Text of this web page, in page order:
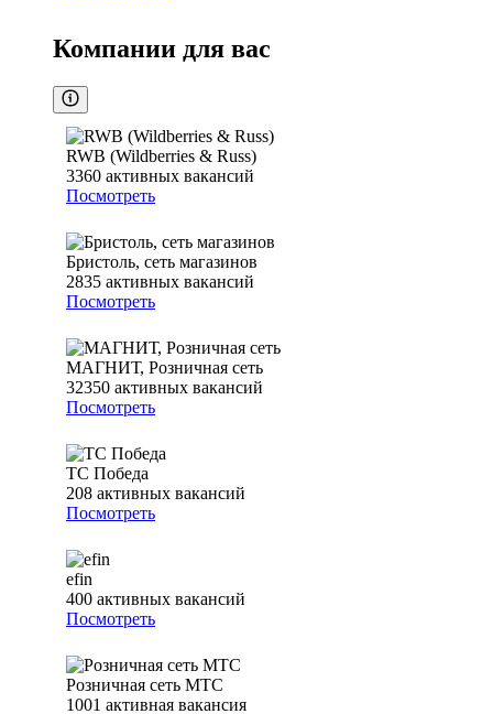
Компании для вас
RWB (Wildberries & Russ)
3360 активных вакансий
Посмотреть
Бристоль, сеть магазинов
2835 активных вакансий
Посмотреть
МАГНИТ, Розничная сеть
32350 активных вакансий
Посмотреть
ТС Победа
208 активных вакансий
Посмотреть
efin
400 активных вакансий
Посмотреть
Розничная сеть МТС
1001 активная вакансия